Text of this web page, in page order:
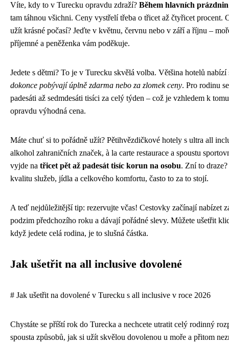
Víte, kdy to v Turecku opravdu zdraží? Během hlavních
tam táhnou všichni. Ceny vystřelí třeba o třicet až čtyřicet procent.
užít krásné počasí? Jeďte v květnu, červnu nebo v září a říjnu –
příjemné a peněženka vám poděkuje.
Jedete s dětmi? To je v Turecku skvělá volba. Většina hotelů
dokonce pobývají úplně zdarma nebo za zlomek ceny. Pro rodinu
padesáti až sedmdesáti tisíci za celý týden – což je vzhledem k
opravdu výhodná cena.
Máte chuť si to pořádně užít? Pětihvězdičkové hotely s ultra all
alkohol zahraničních značek, à la carte restaurace a spoustu
vyjde na třicet pět až padesát tisíc korun na osobu. Zní to
kvalitu služeb, jídla a celkového komfortu, často to za to stojí.
A teď nejdůležitější tip: rezervujte včas! Cestovky začínají nabízet
podzim předchozího roku a dávají pořádné slevy. Můžete ušetřit
když jedete celá rodina, je to slušná částka.
Jak ušetřit na all inclusive dovolené
# Jak ušetřit na dovolené v Turecku s all inclusive v roce 2026
Chystáte se příští rok do Turecka a nechcete utratit celý rodinný
spousta způsobů, jak si užít skvělou dovolenou u moře a přitom